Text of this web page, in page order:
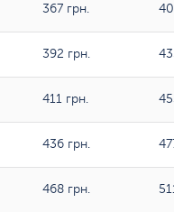
367 грн.
392 грн.
411 грн.
436 грн.
468 грн.